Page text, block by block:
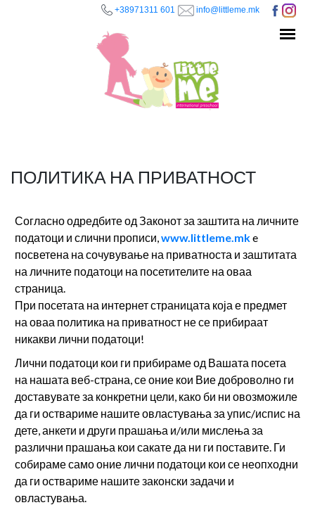
+38971311 601 info@littleme.mk
ПОЛИТИКА НА ПРИВАТНОСТ
Согласно одредбите од Законот за заштита на личните
податоци и слични прописи,www.littleme.mke
посветена на сочувување на приватноста и заштитата
на личните податоци на посетителите на оваа
страница.
При посетата на интернет страницата која е предмет
на оваа политика на приватност не се прибираат
никакви лични податоци!
Лични податоци кои ги прибираме од Вашата посета
на нашата веб-страна, се оние кои Вие доброволно ги
доставувате за конкретни цели, како би ни овозможиле
да ги оствариме нашите овластувања за упис/испис на
дете, анкети и други прашања и/или мислења за
различни прашања кои сакате да ни ги поставите. Ги
собираме само оние лични податоци кои се неопходни
да ги оствариме нашите законски задачи и
овластувања.